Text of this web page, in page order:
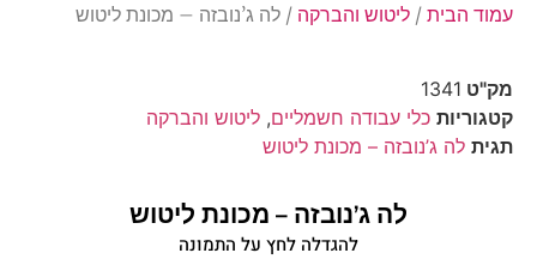
עמוד הבית / ליטוש והברקה / לה ג’נובזה – מכונת ליטוש
מק"ט 1341
קטגוריות כלי עבודה חשמליים, ליטוש והברקה
תגית לה ג’נובזה – מכונת ליטוש
לה ג’נובזה – מכונת ליטוש
להגדלה לחץ על התמונה